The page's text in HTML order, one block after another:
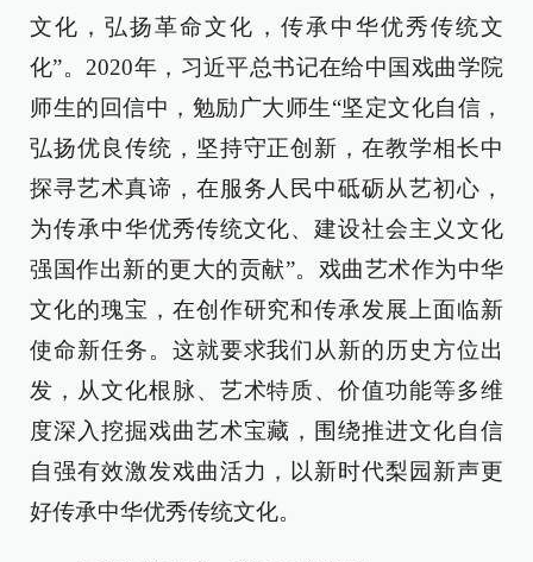
文化，弘扬革命文化，传承中华优秀传统文
化”。2020年，习近平总书记在给中国戏曲学院
师生的回信中，勉励广大师生“坚定文化自信，
弘扬优良传统，坚持守正创新，在教学相长中
探寻艺术真谛，在服务人民中砥砺从艺初心，
为传承中华优秀传统文化、建设社会主义文化
强国作出新的更大的贡献”。戏曲艺术作为中华
文化的瑰宝，在创作研究和传承发展上面临新
使命新任务。这就要求我们从新的历史方位出
发，从文化根脉、艺术特质、价值功能等多维
度深入挖掘戏曲艺术宝藏，围绕推进文化自信
自强有效激发戏曲活力，以新时代梨园新声更
好传承中华优秀传统文化。